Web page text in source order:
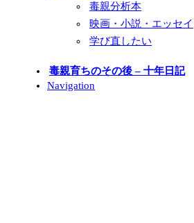
毒親分析本
映画・小説・エッセイ
学び直したい
毒親育ちのその後 – 十年日記
Navigation